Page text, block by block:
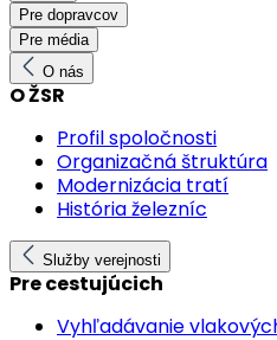
Pre dopravcov
Pre média
O nás
O ŽSR
Profil spoločnosti
Organizačná štruktúra
Modernizácia tratí
História železníc
Služby verejnosti
Pre cestujúcich
Vyhľadávanie